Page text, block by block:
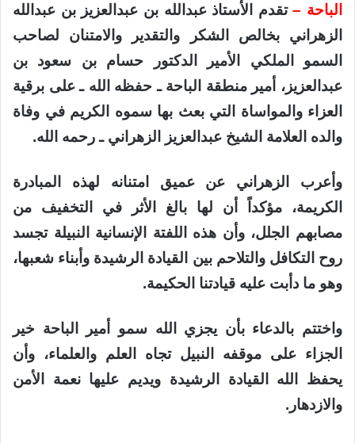
الباحة –تقدم الأستاذ عبدالله بن عبدالعزيز بن عبدالله
الزهراني بخالص الشكر والتقدير والامتنان لصاحب
السمو الملكي الأمير الدكتور حسام بن سعود بن
عبدالعزيز، أمير منطقة الباحة ـ حفظه الله ـ على برقية
العزاء والمواساة التي بعث بها سموه الكريم في وفاة
والده العلامة الشيخ عبدالعزيز الزهراني ـ رحمه الله.
وأعرب الزهراني عن عميق امتنانه لهذه المبادرة
الكريمة، مؤكداً أن لها بالغ الأثر في التخفيف من
مصابهم الجلل، وأن هذه اللفتة الإنسانية النبيلة تجسد
روح التكافل والتلاحم بين القيادة الرشيدة وأبناء شعبها،
وهو ما دأبت عليه قيادتنا الحكيمة.
واختتم بالدعاء بأن يجزي الله سمو أمير الباحة خير
الجزاء على موقفه النبيل تجاه العلم والعلماء، وأن
يحفظ الله القيادة الرشيدة ويديم عليها نعمة الأمن
والازدهار.